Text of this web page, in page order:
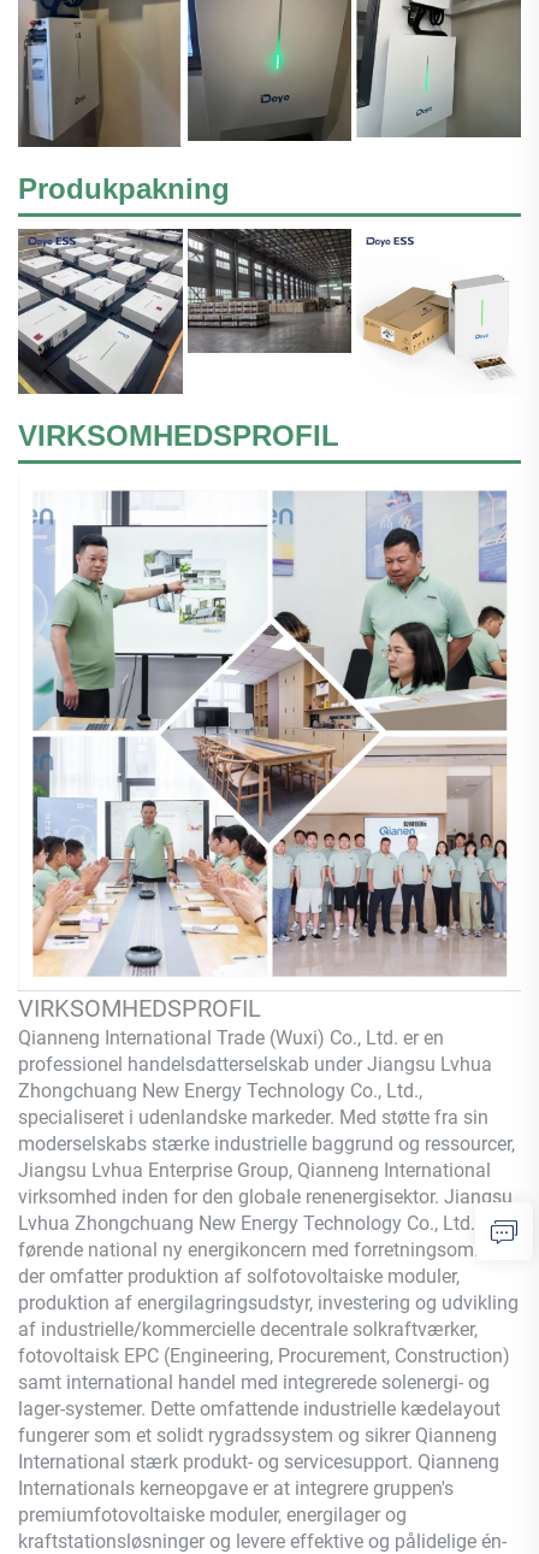
Produkpakning
VIRKSOMHEDSPROFIL
VIRKSOMHEDSPROFIL
Qianneng International Trade (Wuxi) Co., Ltd. er en
professionel handelsdatterselskab under Jiangsu Lvhua
Zhongchuang New Energy Technology Co., Ltd.,
specialiseret i udenlandske markeder. Med støtte fra sin
moderselskabs stærke industrielle baggrund og ressourcer,
Jiangsu Lvhua Enterprise Group, Qianneng International
virksomhed inden for den globale renenergisektor. Jiangsu
Lvhua Zhongchuang New Energy Technology Co., Ltd. er en
førende national ny energikoncern med forretningsområder,
der omfatter produktion af solfotovoltaiske moduler,
produktion af energilagringsudstyr, investering og udvikling
af industrielle/kommercielle decentrale solkraftværker,
fotovoltaisk EPC (Engineering, Procurement, Construction)
samt international handel med integrerede solenergi- og
lager-systemer. Dette omfattende industrielle kædelayout
fungerer som et solidt rygradssystem og sikrer Qianneng
International stærk produkt- og servicesupport. Qianneng
Internationals kerneopgave er at integrere gruppen's
premiumfotovoltaiske moduler, energilager og
kraftstationsløsninger og levere effektive og pålidelige én-